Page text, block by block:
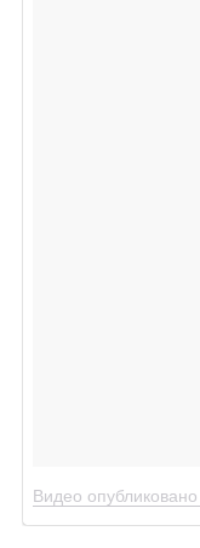
Видео